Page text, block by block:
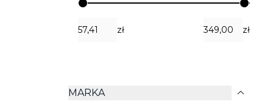
zł zł
MARKA expand_more